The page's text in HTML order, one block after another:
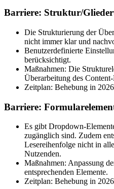
Barriere: Struktur/
Die Strukturierung der
nicht immer klar und
Benutzerdefinierte
berücksichtigt.
Maßnahmen: Die
Überarbeitung des
Zeitplan: Behebung in 2026
Barriere:
Es gibt Dropdown-
zugänglich sind. Zudem
Lesereihenfolge nicht in
Nutzenden.
Maßnahmen: Anpassung
entsprechenden Elemente.
Zeitplan: Behebung in 2026